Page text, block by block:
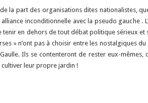
la part des organisations dites nationalistes,
inconditionnelle avec la pseudo gauche .
tenir en dehors de tout débat politique sérieux et
» n’ont pas à choisir entre les nostalgiques
Ils se contenteront de rester eux-mêmes,
cultiver leur propre jardin !